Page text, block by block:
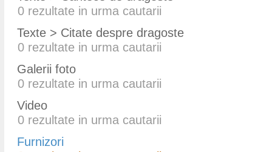
0 rezultate in urma cautarii
Texte > Citate despre dragoste
0 rezultate in urma cautarii
Galerii foto
0 rezultate in urma cautarii
Video
0 rezultate in urma cautarii
Furnizori